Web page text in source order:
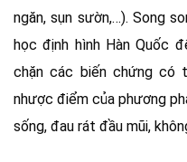
ngăn, sụn sườn,…). Song
học định hình Hàn Quốc
chặn các biến chứng có
nhược điểm của phương
sống, đau rát đầu mũi,